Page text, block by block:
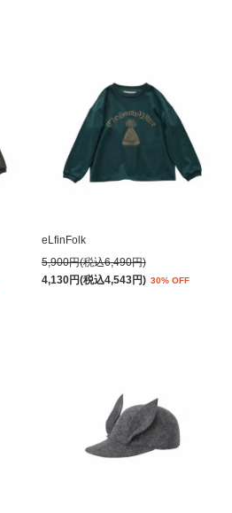
eLfinFolk
5,900円(税込6,490円)
4,130円(税込4,543円) 30% OFF